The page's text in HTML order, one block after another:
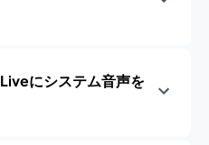
にシステム音声を